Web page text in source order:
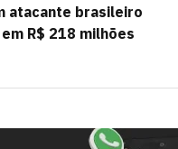
atacante brasileiro
R$ 218 milhões